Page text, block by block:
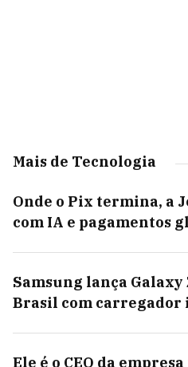
Mais de Tecnologia
Onde o Pix termina, a
com IA e pagamentos
Samsung lança Galaxy
Brasil com carregador
Ele é o CEO da